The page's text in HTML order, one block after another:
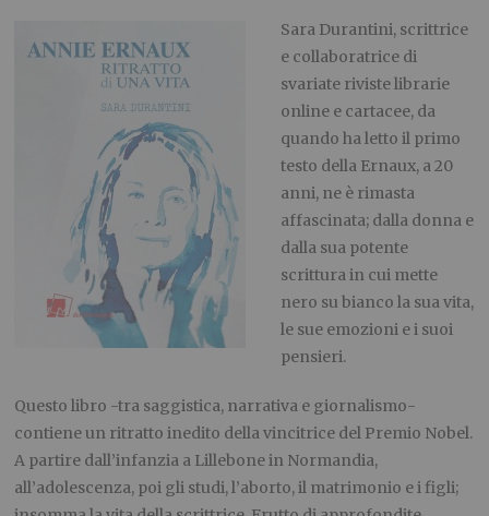
Sara Durantini, scrittrice
e collaboratrice di
svariate riviste librarie
online e cartacee,da
quando ha letto il primo
testo della Ernaux, a 20
anni, ne è rimasta
affascinata; dalla donna e
dalla sua potente
scrittura in cui mette
nero su bianco la sua vita,
le sue emozioni e i suoi
pensieri.
Questo libro -tra saggistica, narrativa e giornalismo-
contiene un ritratto inedito della vincitrice del Premio Nobel.
A partire dall’infanzia a Lillebonein Normandia,
all’adolescenza, poi gli studi, l’aborto, il matrimonio e i figli;